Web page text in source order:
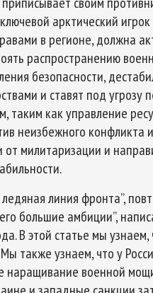
арктический
в регионе, должна
распространению
безопасности,
и ставят под угрозу
таким как управление
неизбежного конфликта
от милитаризации и
линия фронта”,
большие амбиции”,
В этой статье мы
также узнаем, что у
наращивание военной